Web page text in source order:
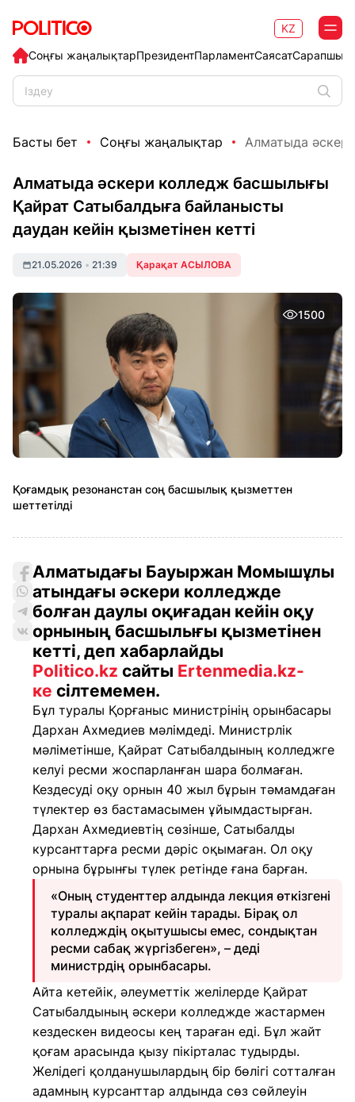
Соңғы жаңалықтарПрезидентПарламентСаясат
KZ
Басты бет Соңғы жаңалықтар Алматыда
Алматыда әскери колледж басшылығы
Қайрат Сатыбалдыға байланысты
даудан кейін қызметінен кетті
21.05.2026 • 21:39 Қарақат АСЫЛОВА
1500
Қоғамдық резонанстан соң басшылық қызметтен
шеттетілді
Алматыдағы Бауыржан Момышұлы
атындағы әскери колледжде
болған даулы оқиғадан кейін оқу
орнының басшылығы қызметінен
кетті, деп хабарлайды
Politico.kz сайты Ertenmedia.kz-
ке сілтемемен.
Бұл туралы Қорғаныс министрінің орынбасары
Дархан Ахмедиев мәлімдеді. Министрлік
мәліметінше, Қайрат Сатыбалдының колледжге
келуі ресми жоспарланған шара болмаған.
Кездесуді оқу орнын 40 жыл бұрын тәмамдаған
түлектер өз бастамасымен ұйымдастырған.
Дархан Ахмедиевтің сөзінше, Сатыбалды
курсанттарға ресми дәріс оқымаған. Ол оқу
орнына бұрынғы түлек ретінде ғана барған.
«Оның студенттер алдында лекция өткізгені
туралы ақпарат кейін тарады. Бірақ ол
колледждің оқытушысы емес, сондықтан
ресми сабақ жүргізбеген», – деді
министрдің орынбасары.
Айта кетейік, әлеуметтік желілерде Қайрат
Сатыбалдының әскери колледжде жастармен
кездескен видеосы кең тараған еді. Бұл жайт
қоғам арасында қызу пікірталас тудырды.
Желідегі қолданушылардың бір бөлігі сотталған
адамның курсанттар алдында сөз сөйлеуін